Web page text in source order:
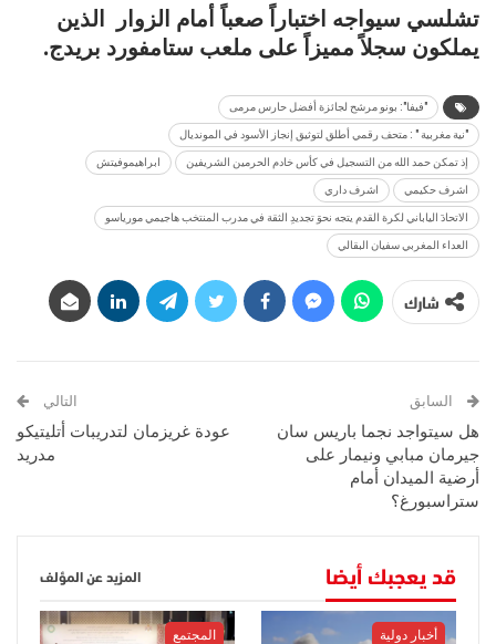
تشلسي سيواجه اختباراً صعباً أمام الزوار الذين
يملكون سجلاً مميزاً على ملعب ستامفورد بريدج.
"فيفا": بونو مرشح لجائزة أفضل حارس مرمى
"نية مغربية " : متحف رقمي أطلق لتوثيق إنجاز الأسود في المونديال
إذ تمكن حمد الله من التسجيل في كأس خادم الحرمين الشريفين ابراهيموفيتش
اشرف حكيمي اشرف داري
الاتحادَ الياباني لكرة القدم يتجه نحوَ تجديدِ الثقة في مدرب المنتخب هاجيمي مورياسو
العداء المغربي سفيان البقالي
شارك
السابق
هل سيتواجد نجما باريس سان
جيرمان مبابي ونيمار على
أرضية الميدان أمام
ستراسبورغ؟
التالي
عودة غريزمان لتدريبات أتليتيكو
مدريد
قد يعجبك أيضا المزيد عن المؤلف
أخبار دولية المجتمع